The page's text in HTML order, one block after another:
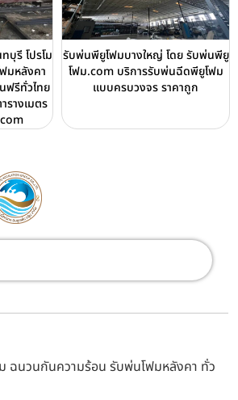
บุรี โปรโม
มหลังคา
ฟรีทั่วไทย
างเมตร
รับพ่นพียูโฟมบางใหญ่ โดย รับพ่นพียู
โฟม.com บริการรับพ่นฉีดพียูโฟม
แบบครบวงจร ราคาถูก
ฉนวนกันความร้อน รับพ่นโฟมหลังคา ทั่ว